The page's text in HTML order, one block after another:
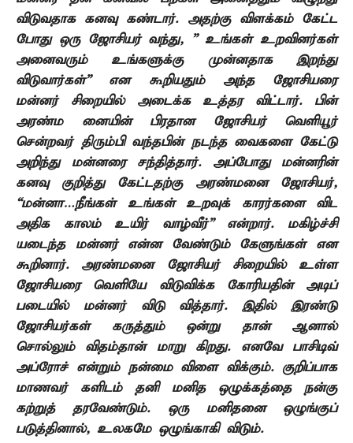
விடுவதாக கனவு கண்டார். அதற்கு விளக்கம் கேட்ட
போது ஒரு ஜோசியர் வந்து, ” உங்கள் உறவினர்கள்
அனைவரும் உங்களுக்கு முன்னதாக இறந்து
விடுவார்கள்” என கூறியதும் அந்த ஜோசியரை
மன்னர் சிறையில் அடைக்க உத்தர
விட்டார். பின்
அரண்ம
னையின் பிரதான ஜோசியர் வெளியூர்
சென்றவர் திரும்பி வந்தபின் நடந்த வைகளை கேட்டு
அறிந்து மன்னரை சந்தித்தார். அப்போது மன்னரின்
கனவு குறித்து கேட்டதற்கு அரண்மனை ஜோசியர்,
“மன்னா…நீங்கள் உங்கள் உறவுக்
காரர்களை
விட
அதிக காலம் உயிர் வாழ்வீர்” என்றார். மகிழ்ச்சி
யடைந்த மன்னர் என்ன வேண்டும் கேளுங்கள் என
கூறினார். அரண்மனை ஜோசியர் சிறையில் உள்ள
ஜோசியரை வெளியே விடுவிக்க கோரியதின் அடிப்
படையில்
மன்னர் விடு
வித்தார். இதில் இரண்டு
ஜோசியர்கள் கருத்தும் ஒன்று
தான் ஆனால்
சொல்லும் விதம்தான் மாறு
கிறது. எனவே பாசிடிவ்
அப்ரோச் என்றும் நன்மை விளை விக்கும். குறிப்பாக
மாணவர்
களிடம் தனி
மனித ஒழுக்கத்தை நன்கு
கற்றுத்
தரவேண்டும். ஒரு மனிதனை ஒழுங்குப்
படுத்தினால், உலகமே ஒழுங்காகி விடும்.